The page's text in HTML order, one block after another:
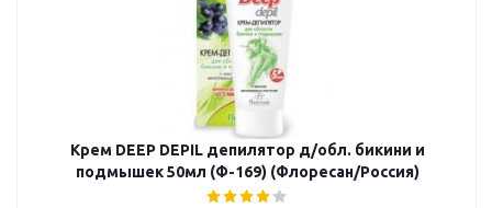
Крем DEEP DEPIL депилятор д/обл. бикини и
подмышек 50мл (Ф-169) (Флоресан/Россия)